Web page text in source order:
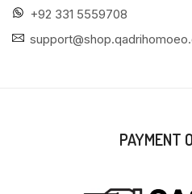
+92 331 5559708
PAYMENT